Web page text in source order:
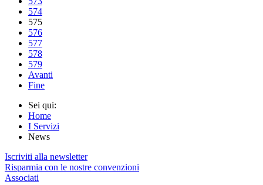
574
575
576
577
578
579
Avanti
Fine
Sei qui:
Home
I Servizi
News
Iscriviti alla newsletter
Risparmia con le nostre convenzioni
Associati